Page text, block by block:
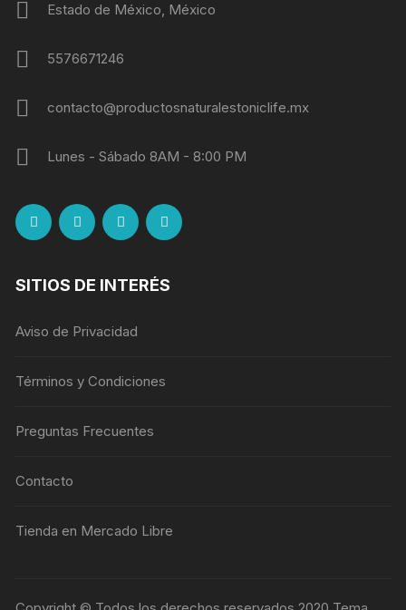
Estado de México, México
5576671246
contacto@productosnaturalestoniclife.mx
Lunes - Sábado 8AM - 8:00 PM
SITIOS DE INTERÉS
Aviso de Privacidad
Términos y Condiciones
Preguntas Frecuentes
Contacto
Tienda en Mercado Libre